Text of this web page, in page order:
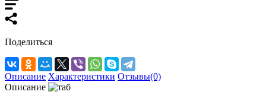
Поделиться
Описание Характеристики Отзывы(0)
Описание